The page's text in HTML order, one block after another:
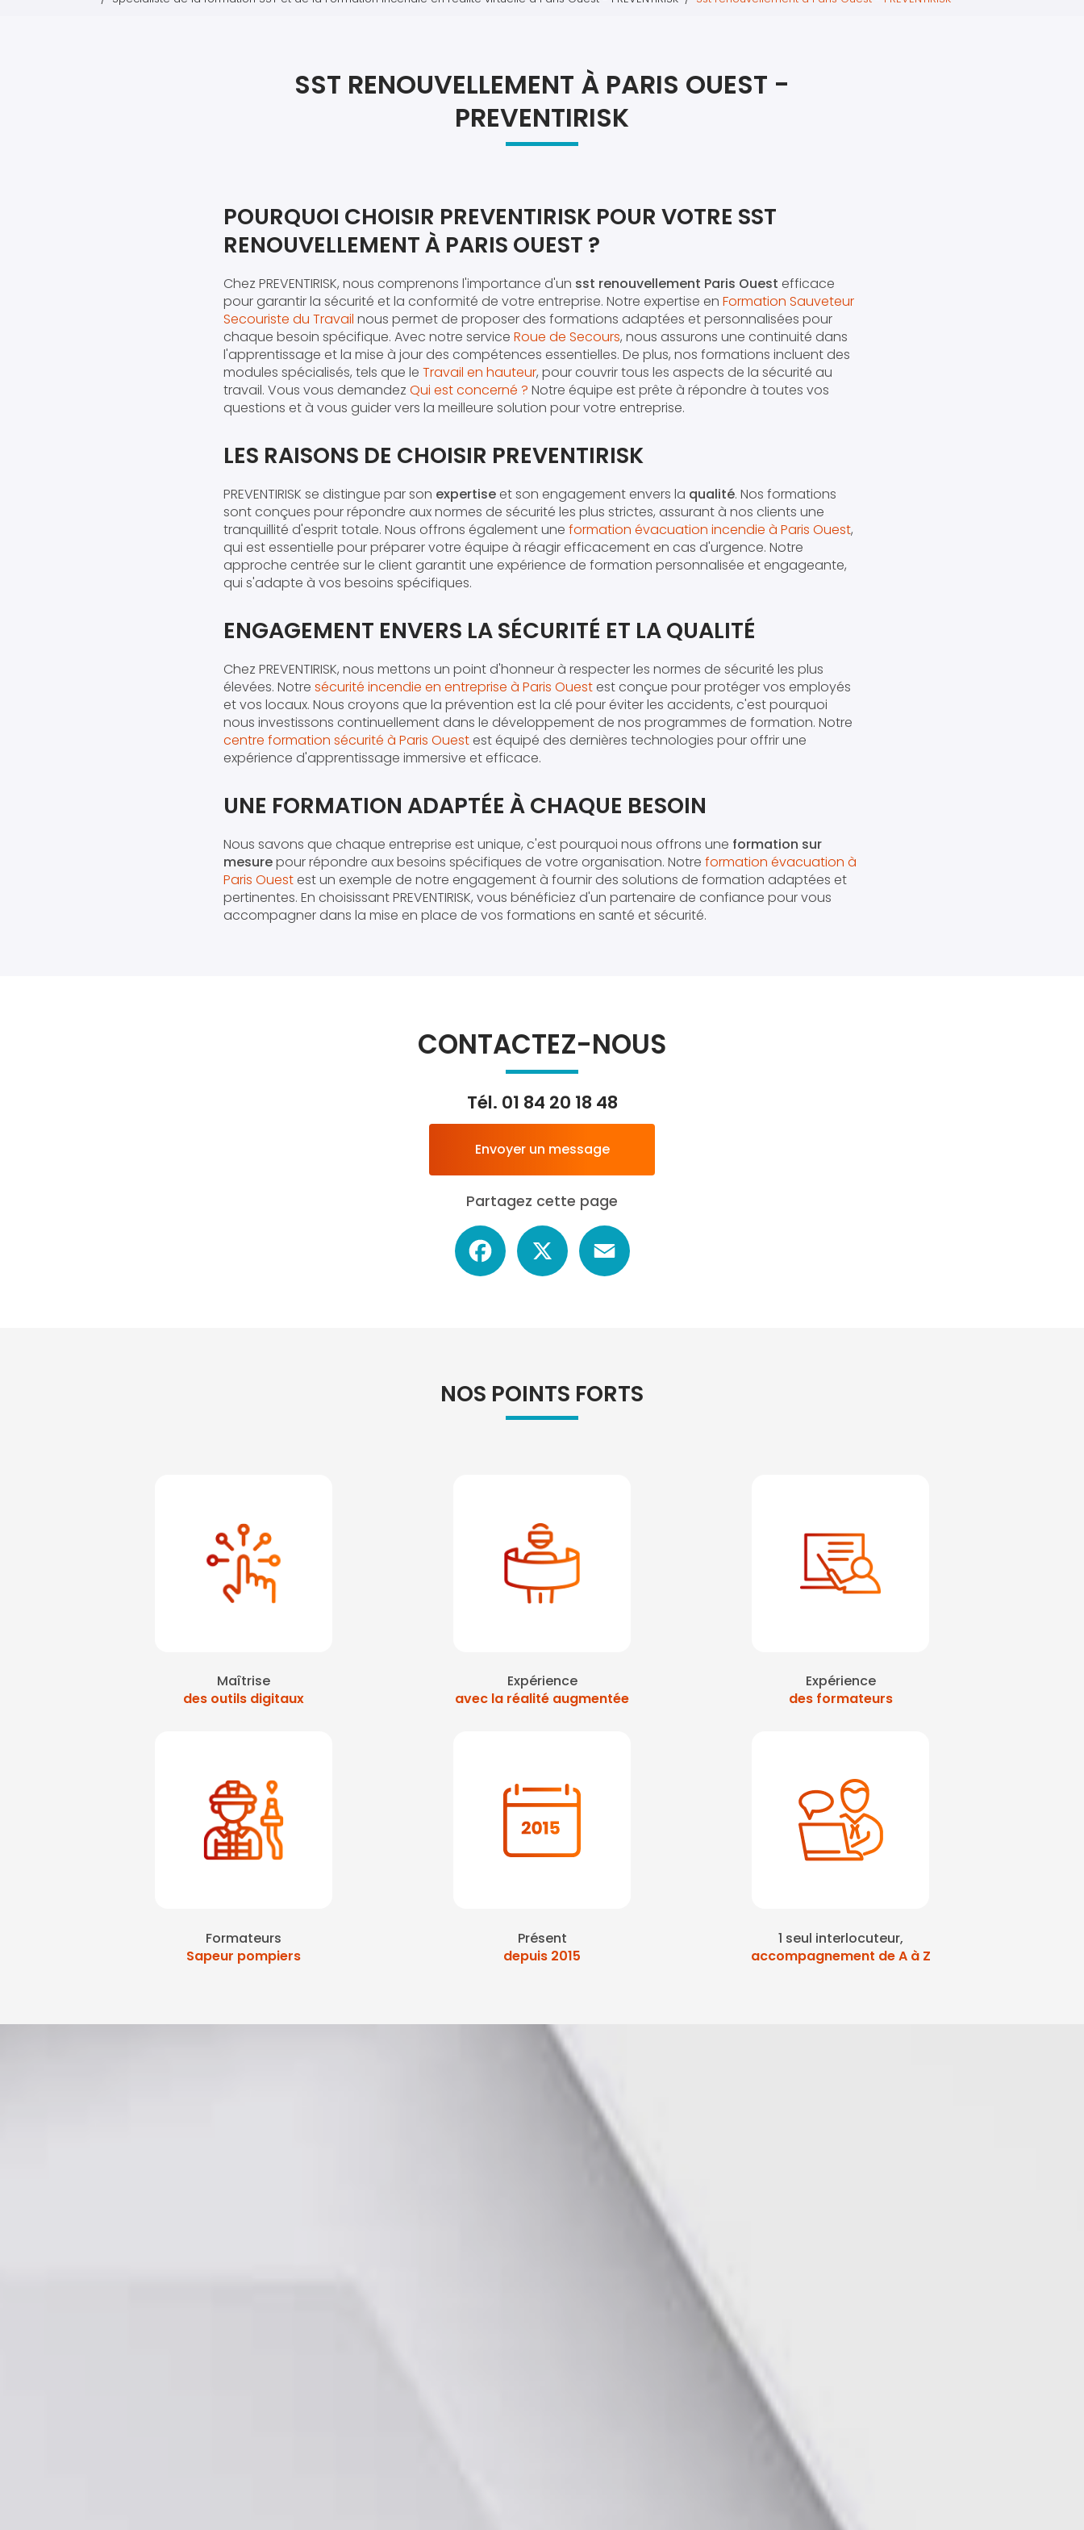
SST RENOUVELLEMENT À PARIS OUEST -
PREVENTIRISK
POURQUOI CHOISIR PREVENTIRISK POUR VOTRE SST
RENOUVELLEMENT À PARIS OUEST ?
Chez PREVENTIRISK, nous comprenons l'importance d'un sst renouvellement Paris Ouest efficace
pour garantir la sécurité et la conformité de votre entreprise. Notre expertise en Formation Sauveteur
Secouriste du Travail nous permet de proposer des formations adaptées et personnalisées pour
chaque besoin spécifique. Avec notre service Roue de Secours, nous assurons une continuité dans
l'apprentissage et la mise à jour des compétences essentielles. De plus, nos formations incluent des
modules spécialisés, tels que le Travail en hauteur, pour couvrir tous les aspects de la sécurité au
travail. Vous vous demandez Qui est concerné ? Notre équipe est prête à répondre à toutes vos
questions et à vous guider vers la meilleure solution pour votre entreprise.
LES RAISONS DE CHOISIR PREVENTIRISK
PREVENTIRISK se distingue par son expertiseet son engagement envers la qualité. Nos formations
sont conçues pour répondre aux normes de sécurité les plus strictes, assurant à nos clients une
tranquillité d'esprit totale. Nous offrons également une formation évacuation incendie à Paris Ouest,
qui est essentielle pour préparer votre équipe à réagir efficacement en cas d'urgence. Notre
approche centrée sur le client garantit une expérience de formation personnalisée et engageante,
qui s'adapte à vos besoins spécifiques.
ENGAGEMENT ENVERS LA SÉCURITÉ ET LA QUALITÉ
Chez PREVENTIRISK, nous mettons un point d'honneur à respecter les normes de sécurité les plus
élevées. Notre sécurité incendie en entreprise à Paris Ouestest conçue pour protéger vos employés
et vos locaux. Nous croyons que la prévention est la clé pour éviter les accidents, c'est pourquoi
nous investissons continuellement dans le développement de nos programmes de formation. Notre
centre formation sécurité à Paris Ouestest équipé des dernières technologies pour offrir une
expérience d'apprentissage immersive et efficace.
UNE FORMATION ADAPTÉE À CHAQUE BESOIN
Nous savons que chaque entreprise est unique, c'est pourquoi nous offrons une formation sur
mesurepour répondre aux besoins spécifiques de votre organisation. Notre formation évacuation à
Paris Ouestest un exemple de notre engagement à fournir des solutions de formation adaptées et
pertinentes. En choisissant PREVENTIRISK, vous bénéficiez d'un partenaire de confiance pour vous
accompagner dans la mise en place de vos formations en santé et sécurité.
CONTACTEZ-NOUS
Tél. 01 84 20 18 48
Envoyer un message
Partagez cette page
Facebook
NOS POINTS FORTS
Maîtrise
des outils digitaux
Expérience
avec la réalité augmentée
Expérience
des formateurs
Formateurs
Sapeur pompiers
Présent
depuis 2015
1 seul interlocuteur,
accompagnement de A à Z